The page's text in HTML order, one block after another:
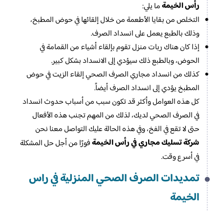
رأس الخيمةما يلي:
التخلص من بقايا الأطعمة من خلال إلقائها في حوض المطبخ،
وذلك بالطبع يعمل على انسداد الصرف.
إذا كان هناك ربات منزل تقوم بإلقاء أشياء من القمامة في
الحوض، وبالطبع ذلك سيؤدي إلى الانسداد بشكل كبير.
كذلك من انسداد مجاري الصرف الصحي إلقاء الزيت في حوض
المطبخ يؤدي إلى انسداد الصرف أيضاً.
كل هذه العوامل وأكثر قد تكون سبب من أسباب حدوث انسداد
في الصرف الصحي لديك، لذلك من المهم تجنب هذه الأفعال
حتى لا تقع في الفخ، وفي هذه الحالة عليك التواصل معنا نحن
شركة تسليك مجاري في رأس الخيمةفورًا من أجل حل المشكلة
في أسرع وقت.
تمديدات الصرف الصحي المنزلية في راس
الخيمة